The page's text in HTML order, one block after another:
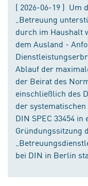
( 2026-06-19 ) Um
„Betreuung
durch im Haushalt
dem Ausland -
Ablauf der
der Beirat des
einschließlich des
der
DIN SPEC 33454
Gründungssitzung
bei DIN in Berlin